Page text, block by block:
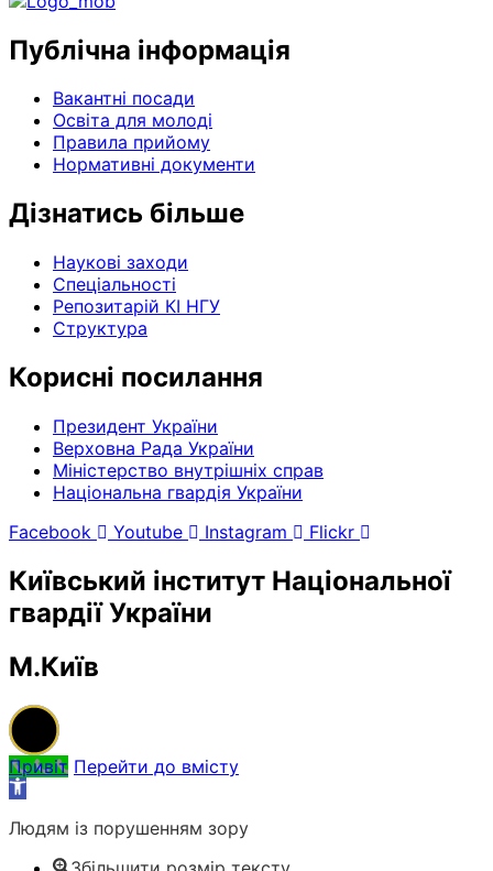
Публічна інформація
Вакантні посади
Освіта для молоді
Правила прийому
Нормативні документи
Дізнатись більше
Наукові заходи
Спеціальності
Репозитарій КІ НГУ
Структура
Корисні посилання
Президент України
Верховна Рада України
Міністерство внутрішніх справ
Національна гвардія України
Facebook
Youtube Instagram Flickr
Київський інститут Національної
гвардії України
М.Київ
Привіт Перейти до вмісту
Відкрити
інструментів
Людям із порушенням зору